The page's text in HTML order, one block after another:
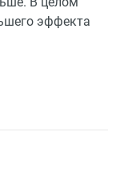
эффекта